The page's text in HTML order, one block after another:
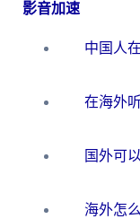
影音加速